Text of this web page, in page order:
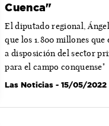
Cuenca"
El diputado regional,
que los 1.800 millones
a disposición del sector
para el campo conquense"
Las Noticias - 15/05/2022